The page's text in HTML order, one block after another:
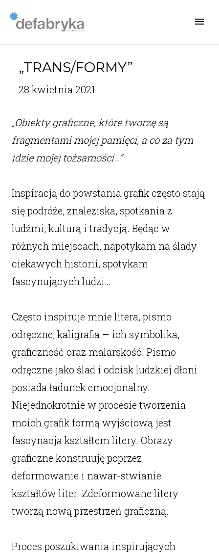
„TRANS/FORMY”
28 kwietnia 2021
„Obiekty graficzne, które tworzę są
fragmentami mojej pamięci, a co za tym
idzie mojej tożsamości…”
Inspiracją do powstania grafik często stają
się podróże, znaleziska, spotkania z
ludźmi, kulturą i tradycją. Będąc w
różnych miejscach, napotykam na ślady
ciekawych historii, spotykam
fascynujących ludzi…
Często inspiruje mnie litera, pismo
odręczne, kaligrafia – ich symbolika,
graficzność oraz malarskość. Pismo
odręczne jako ślad i odcisk ludzkiej dłoni
posiada ładunek emocjonalny.
Niejednokrotnie w procesie tworzenia
moich grafik formą wyjściową jest
fascynacja kształtem litery. Obrazy
graficzne konstruuję poprzez
deformowanie i nawar-stwianie
kształtów liter. Zdeformowane litery
tworzą nową przestrzeń graficzną.
Proces poszukiwania inspirujących